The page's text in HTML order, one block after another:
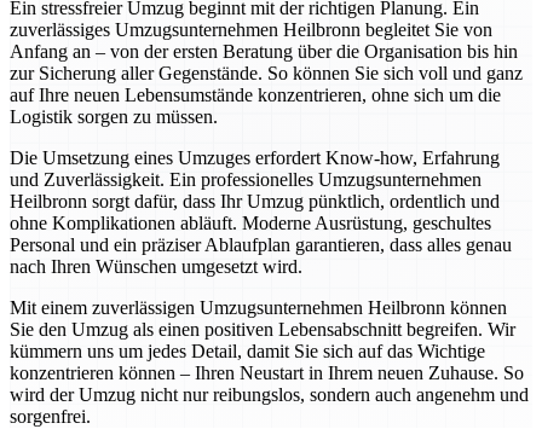
Ein stressfreier Umzug beginnt mit der richtigen Planung. Ein
zuverlässiges Umzugsunternehmen Heilbronn begleitet Sie von
Anfang an – von der ersten Beratung über die Organisation bis hin
zur Sicherung aller Gegenstände. So können Sie sich voll und ganz
auf Ihre neuen Lebensumstände konzentrieren, ohne sich um die
Logistik sorgen zu müssen.
Die Umsetzung eines Umzuges erfordert Know-how, Erfahrung
und Zuverlässigkeit. Ein professionelles Umzugsunternehmen
Heilbronn sorgt dafür, dass Ihr Umzug pünktlich, ordentlich und
ohne Komplikationen abläuft. Moderne Ausrüstung, geschultes
Personal und ein präziser Ablaufplan garantieren, dass alles genau
nach Ihren Wünschen umgesetzt wird.
Mit einem zuverlässigen Umzugsunternehmen Heilbronn können
Sie den Umzug als einen positiven Lebensabschnitt begreifen. Wir
kümmern uns um jedes Detail, damit Sie sich auf das Wichtige
konzentrieren können – Ihren Neustart in Ihrem neuen Zuhause. So
wird der Umzug nicht nur reibungslos, sondern auch angenehm und
sorgenfrei.